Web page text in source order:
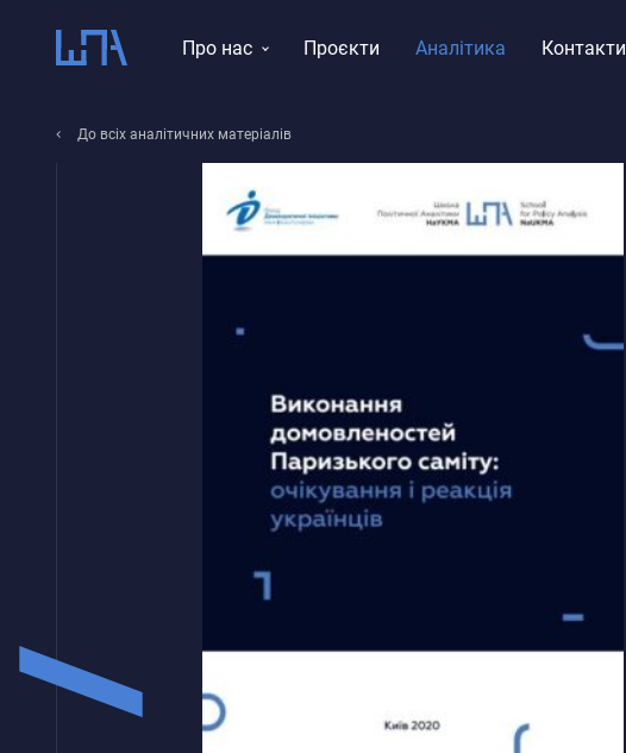
Про нас Проєкти Аналітика Контакти
До всіх аналітичних матеріалів